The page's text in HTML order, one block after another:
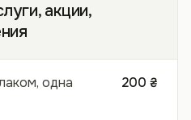
акции,
одна
200 ₴